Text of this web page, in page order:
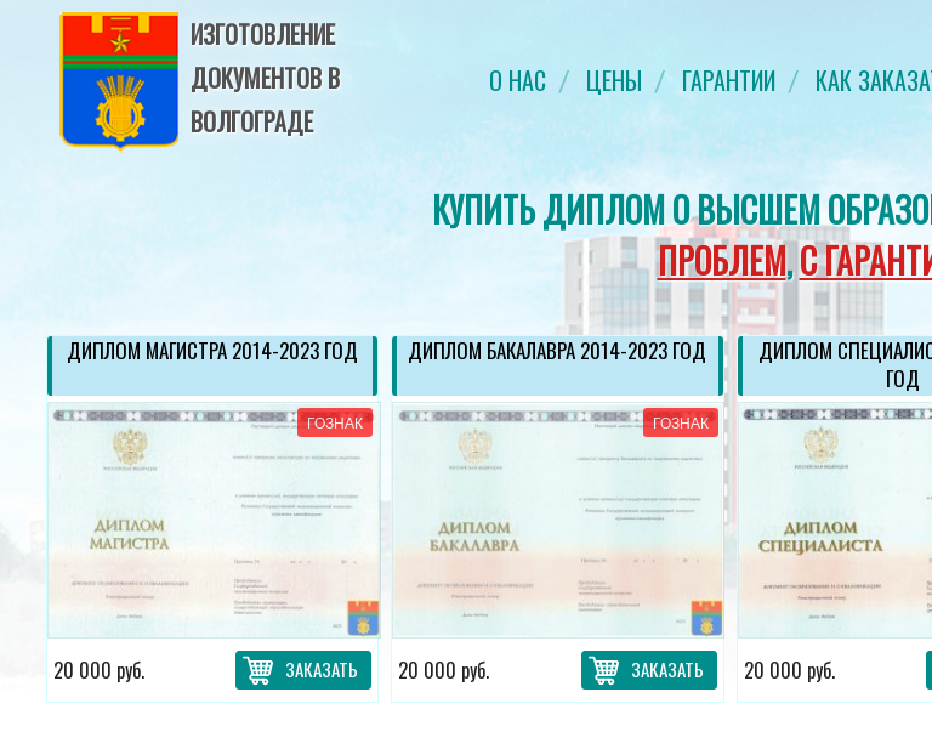
ИЗГОТОВЛЕНИЕ
ДОКУМЕНТОВ В
ВОЛГОГРАДЕ
О НАС ЦЕНЫ ГАРАНТИИ КАК
КУПИТЬ ДИПЛОМ О ВЫСШЕМ
ПРОБЛЕМ,С
ДИПЛОМ МАГИСТРА 2014-2023 ГОД
ГОЗНАК
20 000 руб. ЗАКАЗАТЬ
ДИПЛОМ БАКАЛАВРА 2014-2023 ГОД
ГОЗНАК
20 000 руб. ЗАКАЗАТЬ
ДИПЛОМ
ГОД
20 000 руб.